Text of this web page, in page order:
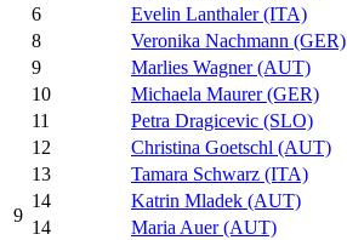
9
6
Evelin Lanthaler (ITA)
8
Veronika Nachmann (GER)
9
Marlies Wagner (AUT)
10
Michaela Maurer (GER)
11
Petra Dragicevic (SLO)
12
Christina Goetschl (AUT)
13
Tamara Schwarz (ITA)
14
Katrin Mladek (AUT)
14
Maria Auer (AUT)